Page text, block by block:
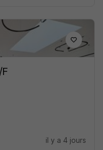
il y a 4 jours